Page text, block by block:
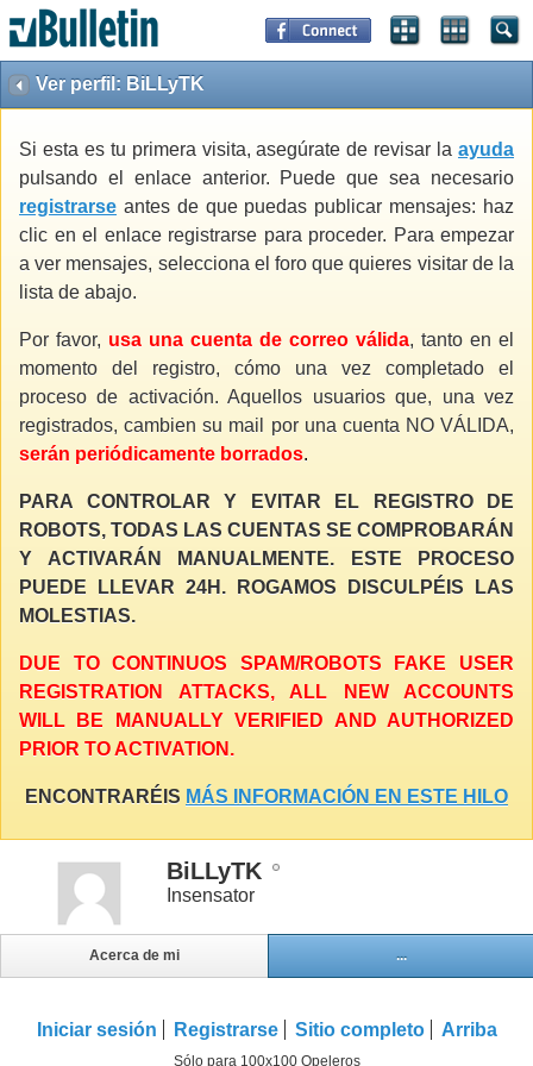
Ver perfil: BiLLyTK
Si esta es tu primera visita, asegúrate de revisar la ayuda
pulsando el enlace anterior. Puede que sea necesario
registrarse antes de que puedas publicar mensajes: haz
clic en el enlace registrarse para proceder. Para empezar
a ver mensajes, selecciona el foro que quieres visitar de la
lista de abajo.
Por favor, usa una cuenta de correo válida, tanto en el
momento del registro, cómo una vez completado el
proceso de activación. Aquellos usuarios que, una vez
registrados, cambien su mail por una cuenta NO VÁLIDA,
serán periódicamente borrados.
PARA CONTROLAR Y EVITAR EL REGISTRO DE
ROBOTS, TODAS LAS CUENTAS SE COMPROBARÁN
Y ACTIVARÁN MANUALMENTE. ESTE PROCESO
PUEDE LLEVAR 24H. ROGAMOS DISCULPÉIS LAS
MOLESTIAS.
DUE TO CONTINUOS SPAM/ROBOTS FAKE USER
REGISTRATION ATTACKS, ALL NEW ACCOUNTS
WILL BE MANUALLY VERIFIED AND AUTHORIZED
PRIOR TO ACTIVATION.
ENCONTRARÉIS MÁS INFORMACIÓN EN ESTE HILO
BiLLyTK
Insensator
Acerca de mi ...
Iniciar sesión Registrarse Sitio completo Arriba
Sólo para 100x100 Opeleros